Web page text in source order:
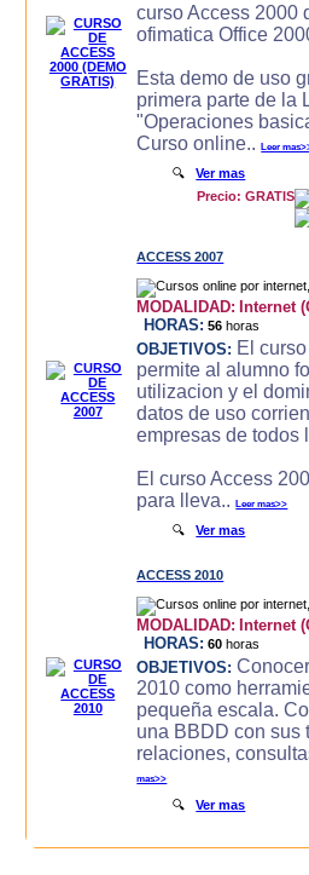
curso Access 2000
ofimatica Office
Esta demo de uso
primera parte de la
"Operaciones
Curso online..Leer
🔍Ver mas
Precio: GRATIS
ACCESS 2007
MODALIDAD: Internet
HORAS: 56 horas
OBJETIVOS: El
permite al alumno
utilizacion y el
datos de uso
empresas de todos
El curso Access
para lleva..Leer mas>>
🔍Ver mas
ACCESS 2010
MODALIDAD: Internet
HORAS: 60 horas
OBJETIVOS:
2010 como
pequeña escala.
una BBDD con sus
relaciones,
mas>>
🔍Ver mas